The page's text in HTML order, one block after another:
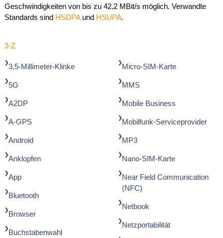
Geschwindigkeiten von bis zu 42,2 MBit/s möglich. Verwandte
Standards sind HSDPAund HSUPA.
3-Z
3,5-Millimeter-Klinke
5G
A2DP
A-GPS
Android
Anklopfen
App
Bluetooth
Browser
Buchstabenwahl
Micro-SIM-Karte
MMS
Mobile Business
Mobilfunk-Serviceprovider
MP3
Nano-SIM-Karte
Near Field Communication
(NFC)
Netbook
Netzportabilität